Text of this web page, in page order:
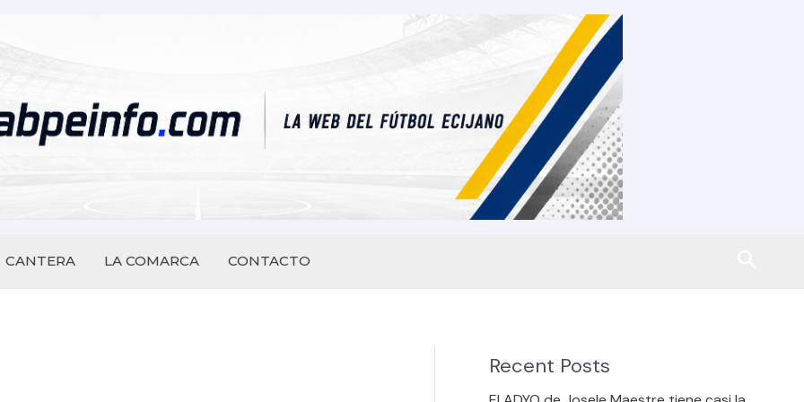
CANTERA LA COMARCA CONTACTO
Recent Posts